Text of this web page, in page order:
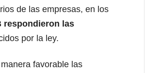
de las empresas, en los
respondieron las
por la ley.
favorable las